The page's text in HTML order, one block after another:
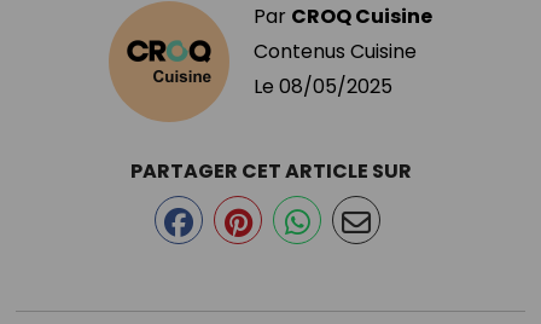
Par CROQ Cuisine
Contenus Cuisine
Le 08/05/2025
PARTAGER CET ARTICLE SUR